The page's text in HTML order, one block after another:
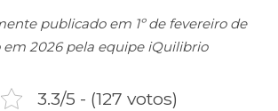
publicado em 1º de fevereiro de
em 2026 pela equipe iQuilibrio
3.3/5 - (127 votos)